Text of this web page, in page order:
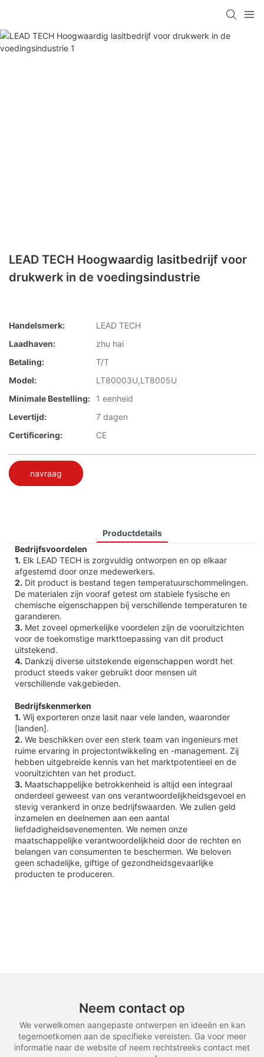
LEAD TECH Hoogwaardig lasitbedrijf voor
drukwerk in de voedingsindustrie
Handelsmerk:
LEAD TECH
Laadhaven:
zhu hai
Betaling:
T/T
Model:
LT80003U,LT8005U
Minimale Bestelling:
1 eenheid
Levertijd:
7 dagen
Certificering:
CE
navraag
Productdetails
Bedrijfsvoordelen
1. Elk LEAD TECH is zorgvuldig ontworpen en op elkaar
afgestemd door onze medewerkers.
2. Dit product is bestand tegen temperatuurschommelingen.
De materialen zijn vooraf getest om stabiele fysische en
chemische eigenschappen bij verschillende temperaturen te
garanderen.
3. Met zoveel opmerkelijke voordelen zijn de vooruitzichten
voor de toekomstige markttoepassing van dit product
uitstekend.
4. Dankzij diverse uitstekende eigenschappen wordt het
product steeds vaker gebruikt door mensen uit
verschillende vakgebieden.
Bedrijfskenmerken
1. Wij exporteren onze lasit naar vele landen, waaronder
[landen].
2. We beschikken over een sterk team van ingenieurs met
ruime ervaring in projectontwikkeling en -management. Zij
hebben uitgebreide kennis van het marktpotentieel en de
vooruitzichten van het product.
3. Maatschappelijke betrokkenheid is altijd een integraal
onderdeel geweest van ons verantwoordelijkheidsgevoel en
stevig verankerd in onze bedrijfswaarden. We zullen geld
inzamelen en deelnemen aan een aantal
liefdadigheidsevenementen. We nemen onze
maatschappelijke verantwoordelijkheid door de rechten en
belangen van consumenten te beschermen. We beloven
geen schadelijke, giftige of gezondheidsgevaarlijke
producten te produceren.
Neem contact op
We verwelkomen aangepaste ontwerpen en ideeën en kan
tegemoetkomen aan de specifieke vereisten. Ga voor meer
informatie naar de website of neem rechtstreeks contact met